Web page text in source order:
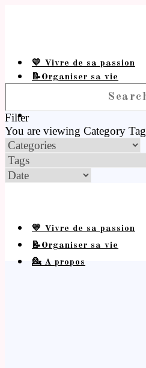
💛 Vivre de sa passion
📝Organiser sa vie
Filter
You are viewing Category Tag
💛 Vivre de sa passion
📝Organiser sa vie
💁 A propos